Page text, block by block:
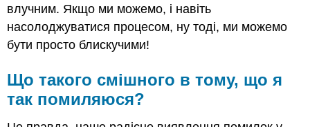
влучним. Якщо ми можемо, і навіть
насолоджуватися процесом, ну тоді, ми можемо
бути просто блискучими!
Що такого смішного в тому, що я
так помиляюся?